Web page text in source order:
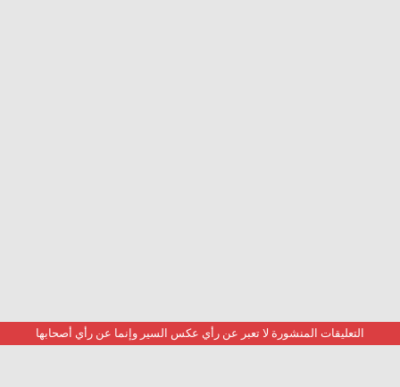
التعليقات المنشورة لا تعبر عن رأي عكس السير وإنما عن رأي أصحابها